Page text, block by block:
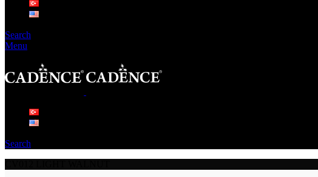
Search
Menu
Search